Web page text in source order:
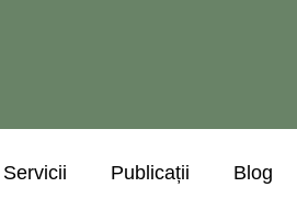
Servicii Publicații Blog